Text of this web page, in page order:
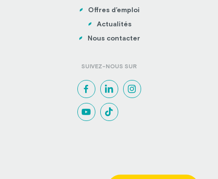
Offres d’emploi
Actualités
Nous contacter
SUIVEZ-NOUS SUR